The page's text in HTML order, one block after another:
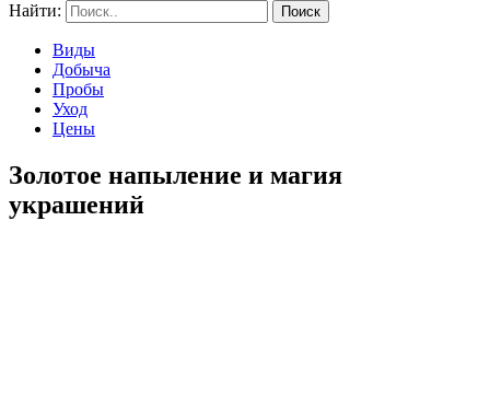
Найти:
Виды
Добыча
Пробы
Уход
Цены
Золотое напыление и магия
украшений